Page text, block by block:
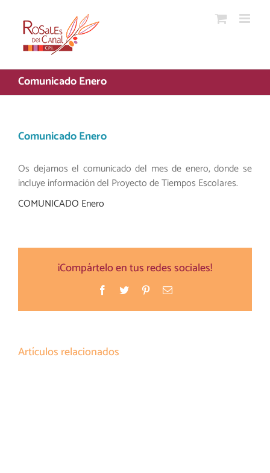
contenido
Comunicado Enero
Comunicado Enero
Os dejamos el comunicado del mes de enero, donde se
incluye información del Proyecto de Tiempos Escolares.
COMUNICADO Enero
¡Compártelo en tus redes sociales!
Facebook
Twitter PinterestCorreo
Artículos relacionados